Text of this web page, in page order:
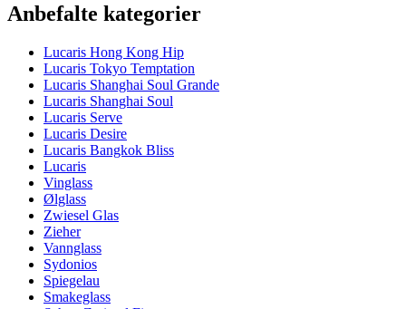
eventuelt denne demonstrasjonsvideoen (ca. halvveis)
ProduktnummerLS04CP09E
Dimensjoner (BxHxD cm)
Vekt (kg)0.333
Høyde (cm)27
Bredde (cm)40
Dybde (cm)31
Glass
Produktserie
GlassChampagneglass, Krystallglass
Diameter (cm)
Kapasitet (cl)
GraveringNei
Anbefalte kategorier
Lucaris Hong Kong Hip
Lucaris Tokyo Temptation
Lucaris Shanghai Soul Grande
Lucaris Shanghai Soul
Lucaris Serve
Lucaris Desire
Lucaris Bangkok Bliss
Lucaris
Vinglass
Ølglass
Zwiesel Glas
Zieher
Vannglass
Sydonios
Spiegelau
Smakeglass